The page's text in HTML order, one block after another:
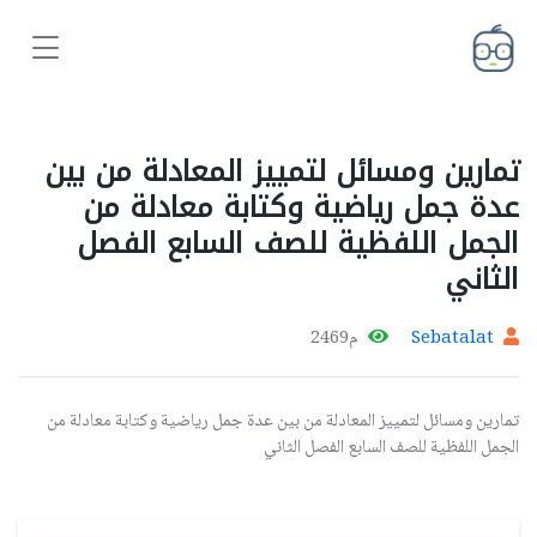
تمارين ومسائل لتمييز المعادلة من بين
عدة جمل رياضية وكتابة معادلة من
الجمل اللفظية للصف السابع الفصل
الثاني
Sebatalat م2469
تمارين ومسائل لتمييز المعادلة من بين عدة جمل رياضية وكتابة معادلة من
الجمل اللفظية للصف السابع الفصل الثاني